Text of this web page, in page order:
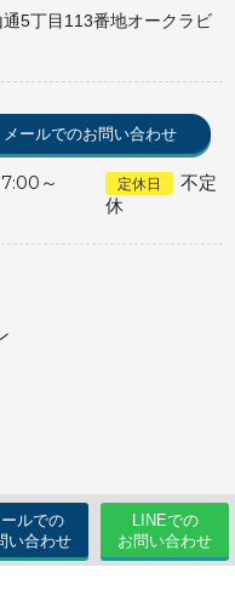
5丁目113番地オークラビ
メールでのお問い合わせ
7:00～
定休日
不定
休
ールでの
い合わせ
LINEでの
お問い合わせ